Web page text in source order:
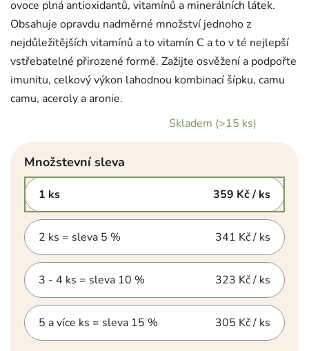
ovoce plná antioxidantů, vitamínů a minerálních látek.
Obsahuje opravdu nadměrné množství jednoho z
nejdůležitějších vitamínů a to vitamín C a to v té nejlepší
vstřebatelné přirozené formě. Zažijte osvěžení a podpořte
imunitu, celkový výkon lahodnou kombinací šípku, camu
camu, aceroly a aronie.
Skladem (>15 ks)
Množstevní sleva
1 ks 359 Kč/ ks
2 ks = sleva 5 % 341 Kč/ ks
3 - 4 ks = sleva 10 % 323 Kč/ ks
5 a více ks = sleva 15 % 305 Kč/ ks